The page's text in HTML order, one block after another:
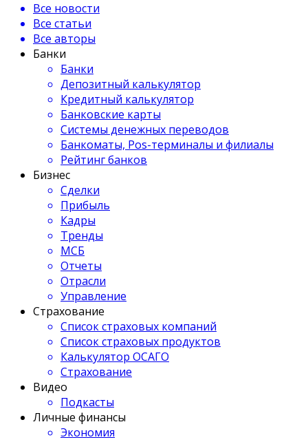
Все новости
Все статьи
Все авторы
Банки
Банки
Депозитный калькулятор
Кредитный калькулятор
Банковские карты
Системы денежных переводов
Банкоматы, Pos-терминалы и филиалы
Рейтинг банков
Бизнес
Сделки
Прибыль
Кадры
Тренды
МСБ
Отчеты
Отрасли
Управление
Страхование
Список страховых компаний
Список страховых продуктов
Калькулятор ОСАГО
Страхование
Видео
Подкасты
Личные финансы
Экономия